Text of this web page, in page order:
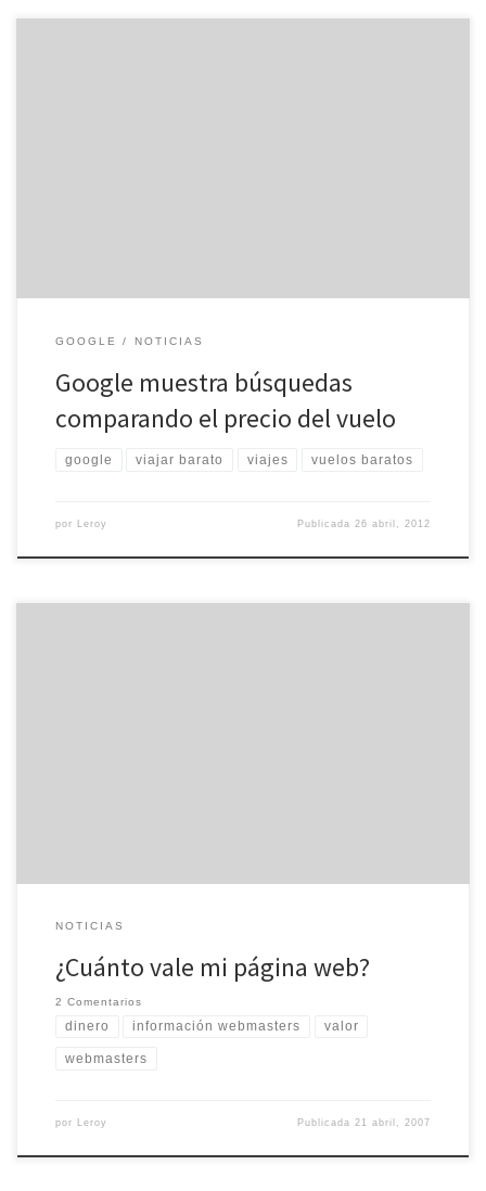
GOOGLE NOTICIAS
Google muestra búsquedas
comparando el precio del vuelo
google viajar barato viajes vuelos baratos
por Leroy Publicada 26 abril, 2012
NOTICIAS
¿Cuánto vale mi página web?
2 Comentarios
dinero información webmasters valor
webmasters
por Leroy Publicada 21 abril, 2007